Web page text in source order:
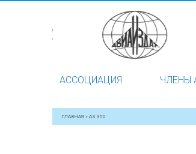
АССОЦИАЦИЯ ЧЛЕНЫ
ГЛАВНАЯ » AS 350